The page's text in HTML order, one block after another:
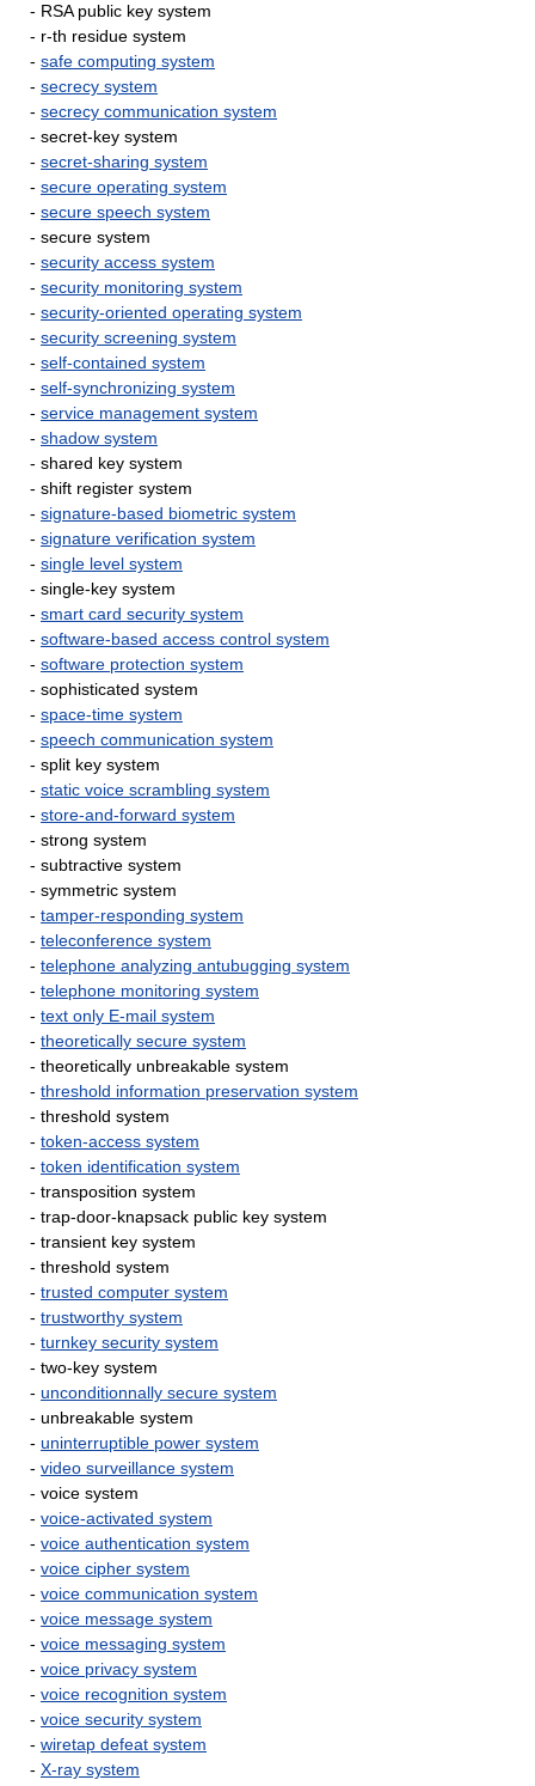
- RSA public key system
- r-th residue system
- safe computing system
- secrecy system
- secrecy communication system
- secret-key system
- secret-sharing system
- secure operating system
- secure speech system
- secure system
- security access system
- security monitoring system
- security-oriented operating system
- security screening system
- self-contained system
- self-synchronizing system
- service management system
- shadow system
- shared key system
- shift register system
- signature-based biometric system
- signature verification system
- single level system
- single-key system
- smart card security system
- software-based access control system
- software protection system
- sophisticated system
- space-time system
- speech communication system
- split key system
- static voice scrambling system
- store-and-forward system
- strong system
- subtractive system
- symmetric system
- tamper-responding system
- teleconference system
- telephone analyzing antubugging system
- telephone monitoring system
- text only E-mail system
- theoretically secure system
- theoretically unbreakable system
- threshold information preservation system
- threshold system
- token-access system
- token identification system
- transposition system
- trap-door-knapsack public key system
- transient key system
- threshold system
- trusted computer system
- trustworthy system
- turnkey security system
- two-key system
- unconditionnally secure system
- unbreakable system
- uninterruptible power system
- video surveillance system
- voice system
- voice-activated system
- voice authentication system
- voice cipher system
- voice communication system
- voice message system
- voice messaging system
- voice privacy system
- voice recognition system
- voice security system
- wiretap defeat system
- X-ray system